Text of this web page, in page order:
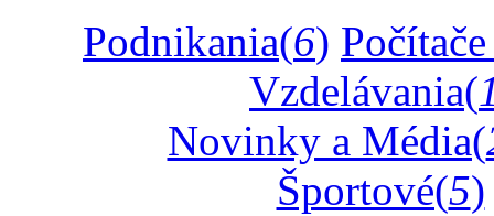
Podnikania(6)
Vzdelávania(
Novinky a Média(
Športové(5)